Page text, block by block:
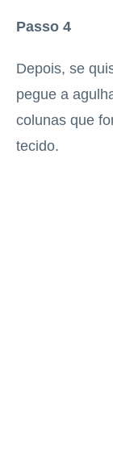
Passo 4
Depois, se
pegue a
colunas que
tecido.